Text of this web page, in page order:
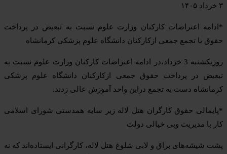
۳ خرداد ۱۴۰۵
*ادامه اعتراضات کارکنان وزارت علوم نسبت به تبعیض در پرداخت
حقوق با تجمع جمعی ازکارکنان دانشگاه علوم پزشکی کرمانشاه
روزیکشنبه 3 خرداد،در ادامه اعتراضات کارکنان وزارت علوم نسبت به
تبعیض در پرداخت حقوق جمعی ازکارکنان دانشگاه علوم پزشکی
کرمانشاه دست به تجمع دراین واحد آموزش عالی زدند.
*پایمالی حقوق کارگران هتل لاله زیر سایه همدستی شورای اسلامی
کار با مدیریت وبی خیالی دولت
پشت شیشه‌های براق و لابی شلوغ هتل لاله، کارگرانی ایستاده‌اند که نه